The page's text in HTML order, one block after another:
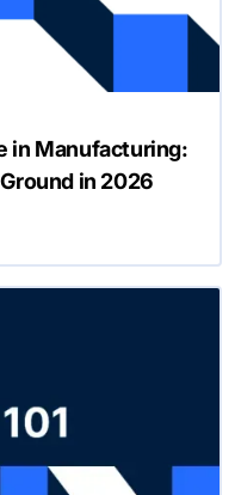
in Manufacturing:
in 2026